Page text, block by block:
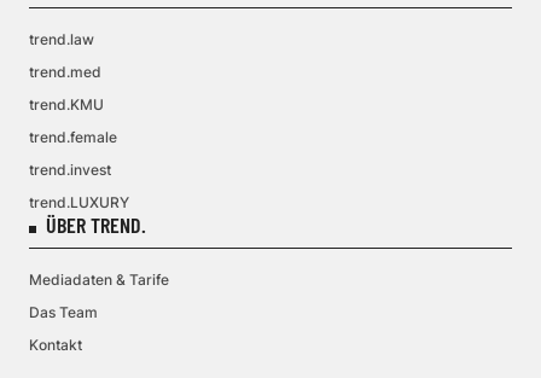
trend.law
trend.med
trend.KMU
trend.female
trend.invest
trend.LUXURY
ÜBER TREND.
Mediadaten & Tarife
Das Team
Kontakt